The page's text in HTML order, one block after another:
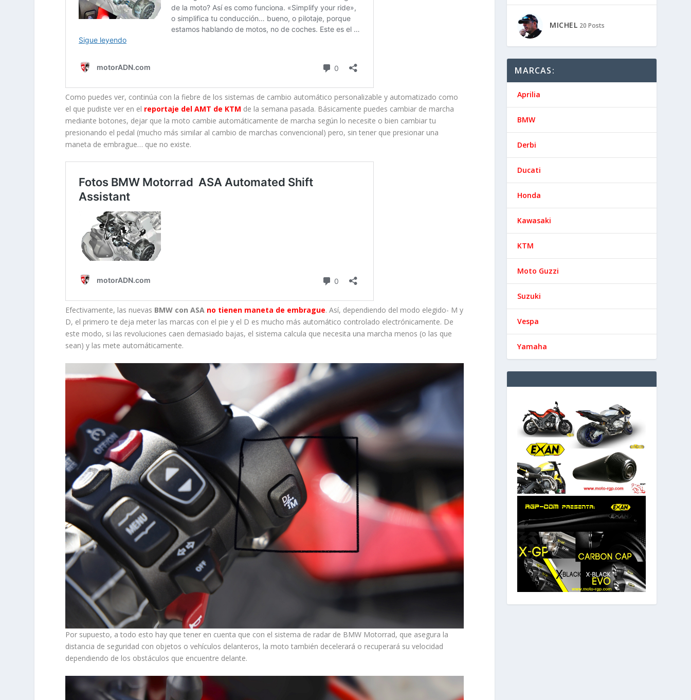
Como puedes ver, continúa con la fiebre de los sistemas de cambio automático personalizable y automatizado como
el que pudiste ver en el reportaje del AMT de KTM de la semana pasada. Básicamente puedes cambiar de marcha
mediante botones, dejar que la moto cambie automáticamente de marcha según lo necesite o bien cambiar tu
presionando el pedal (mucho más similar al cambio de marchas convencional) pero, sin tener que presionar una
maneta de embrague… que no existe.
Efectivamente, las nuevas BMW con ASA no tienen maneta de embrague. Así, dependiendo del modo elegido- M y
D, el primero te deja meter las marcas con el pie y el D es mucho más automático controlado electrónicamente. De
este modo, si las revoluciones caen demasiado bajas, el sistema calcula que necesita una marcha menos (o las que
sean) y las mete automáticamente.
Por supuesto, a todo esto hay que tener en cuenta que con el sistema de radar de BMW Motorrad, que asegura la
distancia de seguridad con objetos o vehículos delanteros, la moto también decelerará o recuperará su velocidad
dependiendo de los obstáculos que encuentre delante.
MICHEL 20 Posts
MARCAS:
Aprilia
BMW
Derbi
Ducati
Honda
Kawasaki
KTM
Moto Guzzi
Suzuki
Vespa
Yamaha